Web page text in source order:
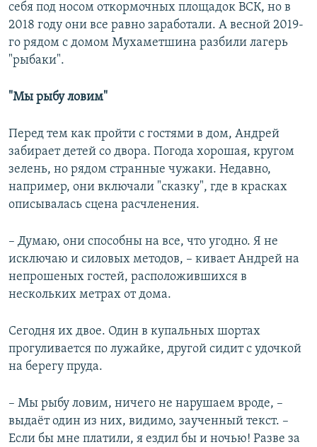
себя под носом откормочных площадок ВСК, но в
2018 году они все равно заработали. А весной 2019-
го рядом с домом Мухаметшина разбили лагерь
"рыбаки".
"Мы рыбу ловим"
Перед тем как пройти с гостями в дом, Андрей
забирает детей со двора. Погода хорошая, кругом
зелень, но рядом странные чужаки. Недавно,
например, они включали "сказку", где в красках
описывалась сцена расчленения.
– Думаю, они способны на все, что угодно. Я не
исключаю и силовых методов, – кивает Андрей на
непрошеных гостей, расположившихся в
нескольких метрах от дома.
Сегодня их двое. Один в купальных шортах
прогуливается по лужайке, другой сидит с удочкой
на берегу пруда.
– Мы рыбу ловим, ничего не нарушаем вроде, –
выдаёт один из них, видимо, заученный текст. –
Если бы мне платили, я ездил бы и ночью! Разве за